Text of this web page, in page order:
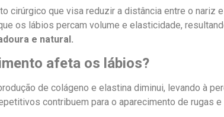
cirúrgico que visa reduzir a distância entre o nariz
os lábios percam volume e elasticidade,
e natural.
afeta os lábios?
de colágeno e elastina diminui, levando à
contribuem para o aparecimento de rugas e